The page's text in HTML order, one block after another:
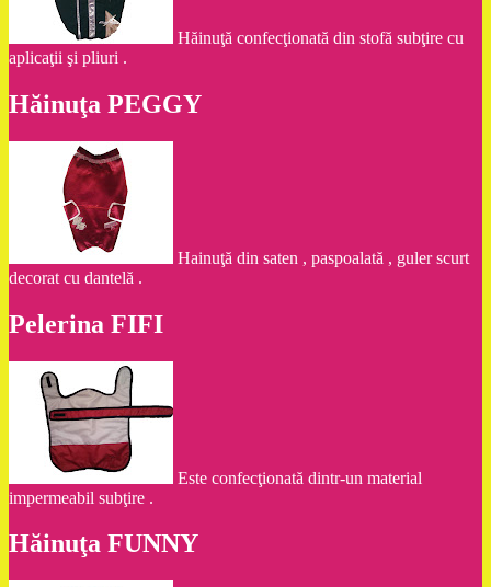
Hăinuţă confecţionată din stofă subţire cu
aplicaţii şi pliuri .
Hăinuţa PEGGY
Hainuţă din saten , paspoalată , guler scurt
decorat cu dantelă .
Pelerina FIFI
Este confecţionată dintr-un material
impermeabil subţire .
Hăinuţa FUNNY